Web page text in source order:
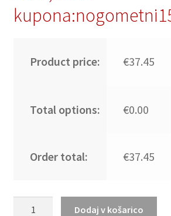
Product price: €37.45
Total options: €0.00
Order total: €37.45
Dodaj v košarico